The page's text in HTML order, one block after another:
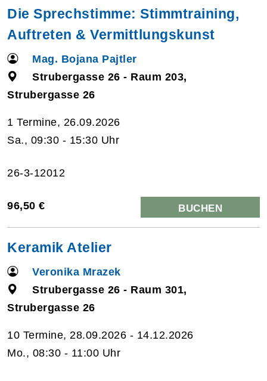
Die Sprechstimme: Stimmtraining,
Auftreten & Vermittlungskunst
Mag. Bojana Pajtler
Strubergasse 26 - Raum 203,
Strubergasse 26
1 Termine, 26.09.2026
Sa., 09:30 - 15:30 Uhr
26-3-12012
96,50 € BUCHEN
Keramik Atelier
Veronika Mrazek
Strubergasse 26 - Raum 301,
Strubergasse 26
10 Termine, 28.09.2026 - 14.12.2026
Mo., 08:30 - 11:00 Uhr